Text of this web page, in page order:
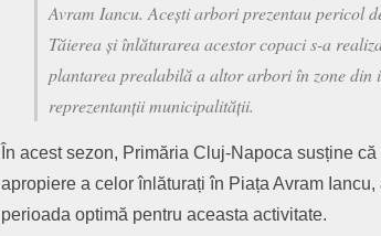
Avram Iancu. Acești arbori prezentau pericol
Tăierea și înlăturarea acestor copaci s-a
plantarea prealabilă a altor arbori în zone
reprezentanții municipalității.
În acest sezon, Primăria Cluj-Napoca susține
apropiere a celor înlăturați în Piața Avram
perioada optimă pentru aceasta activitate.